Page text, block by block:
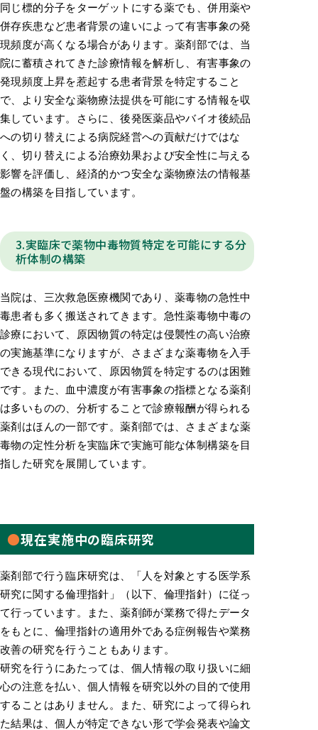
同じ標的分子をターゲットにする薬でも、併用薬や
併存疾患など患者背景の違いによって有害事象の発
現頻度が高くなる場合があります。薬剤部では、当
院に蓄積されてきた診療情報を解析し、有害事象の
発現頻度上昇を惹起する患者背景を特定すること
で、より安全な薬物療法提供を可能にする情報を収
集しています。さらに、後発医薬品やバイオ後続品
への切り替えによる病院経営への貢献だけではな
く、切り替えによる治療効果および安全性に与える
影響を評価し、経済的かつ安全な薬物療法の情報基
盤の構築を目指しています。
3.実臨床で薬物中毒物質特定を可能にする分
析体制の構築
当院は、三次救急医療機関であり、薬毒物の急性中
毒患者も多く搬送されてきます。急性薬毒物中毒の
診療において、原因物質の特定は侵襲性の高い治療
の実施基準になりますが、さまざまな薬毒物を入手
できる現代において、原因物質を特定するのは困難
です。また、血中濃度が有害事象の指標となる薬剤
は多いものの、分析することで診療報酬が得られる
薬剤はほんの一部です。薬剤部では、さまざまな薬
毒物の定性分析を実臨床で実施可能な体制構築を目
指した研究を展開しています。
現在実施中の臨床研究
薬剤部で行う臨床研究は、「人を対象とする医学系
研究に関する倫理指針」（以下、倫理指針）に従っ
て行っています。また、薬剤師が業務で得たデータ
をもとに、倫理指針の適用外である症例報告や業務
改善の研究を行うこともあります。
研究を行うにあたっては、個人情報の取り扱いに細
心の注意を払い、個人情報を研究以外の目的で使用
することはありません。また、研究によって得られ
た結果は、個人が特定できない形で学会発表や論文